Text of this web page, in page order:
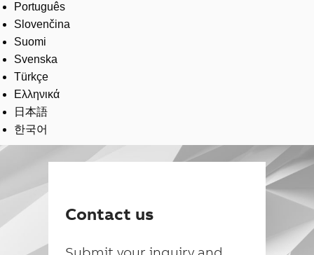
Português
Slovenčina
Suomi
Svenska
Türkçe
Ελληνικά
日本語
한국어
Contact us